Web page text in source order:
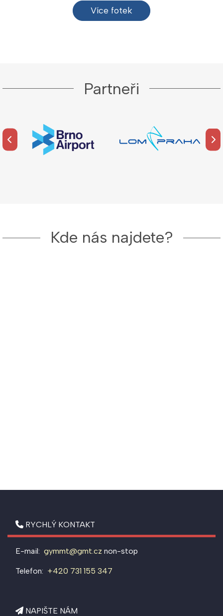
Více fotek
Partneři
Kde nás najdete?
RYCHLÝ KONTAKT
E-mail: gymmt@gmt.cz non-stop
Telefon: +420 731 155 347
NAPIŠTE NÁM